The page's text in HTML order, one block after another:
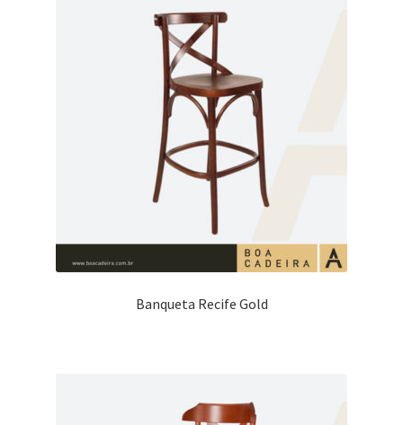
Banqueta Recife Gold